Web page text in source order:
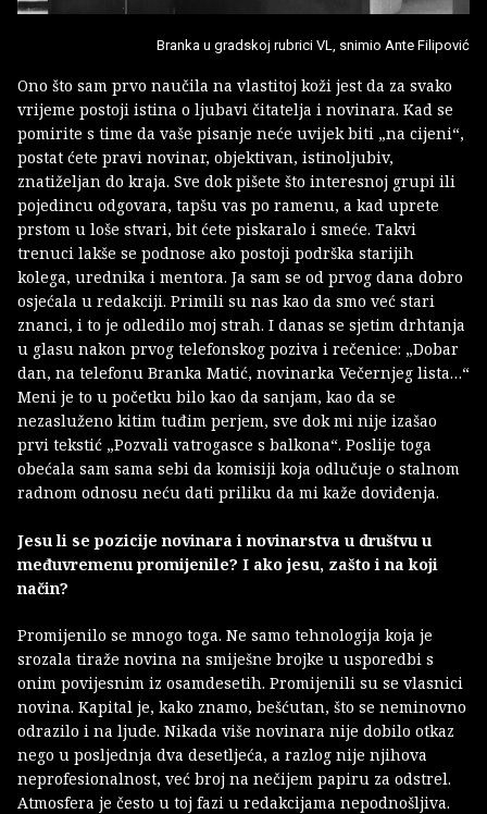
Branka u gradskoj rubrici VL, snimio Ante Filipović
Ono što sam prvo naučila na vlastitoj koži jest da za svako
vrijeme postoji istina o ljubavi čitatelja i novinara. Kad se
pomirite s time da vaše pisanje neće uvijek biti „na cijeni“,
postat ćete pravi novinar, objektivan, istinoljubiv,
znatiželjan do kraja. Sve dok pišete što interesnoj grupi ili
pojedincu odgovara, tapšu vas po ramenu, a kad uprete
prstom u loše stvari, bit ćete piskaralo i smeće. Takvi
trenuci lakše se podnose ako postoji podrška starijih
kolega, urednika i mentora. Ja sam se od prvog dana dobro
osjećala u redakciji. Primili su nas kao da smo već stari
znanci, i to je odledilo moj strah. I danas se sjetim drhtanja
u glasu nakon prvog telefonskog poziva i rečenice: „Dobar
dan, na telefonu Branka Matić, novinarka Večernjeg lista…“
Meni je to u početku bilo kao da sanjam, kao da se
nezasluženo kitim tuđim perjem, sve dok mi nije izašao
prvi tekstić „Pozvali vatrogasce s balkona“. Poslije toga
obećala sam sama sebi da komisiji koja odlučuje o stalnom
radnom odnosu neću dati priliku da mi kaže doviđenja.
Jesu li se pozicije novinara i novinarstva u društvu u
međuvremenu promijenile? I ako jesu, zašto i na koji
način?
Promijenilo se mnogo toga. Ne samo tehnologija koja je
srozala tiraže novina na smiješne brojke u usporedbi s
onim povijesnim iz osamdesetih. Promijenili su se vlasnici
novina. Kapital je, kako znamo, bešćutan, što se neminovno
odrazilo i na ljude. Nikada više novinara nije dobilo otkaz
nego u posljednja dva desetljeća, a razlog nije njihova
neprofesionalnost, već broj na nečijem papiru za odstrel.
Atmosfera je često u toj fazi u redakcijama nepodnošljiva.